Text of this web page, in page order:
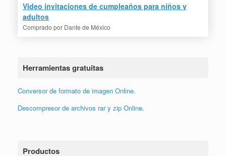
Video invitaciones de cumpleaños para niños y
adultos
Comprado por Dante de México
Herramientas gratuitas
Conversor de formato de imagen Online.
Descompresor de archivos rar y zip Online.
Productos